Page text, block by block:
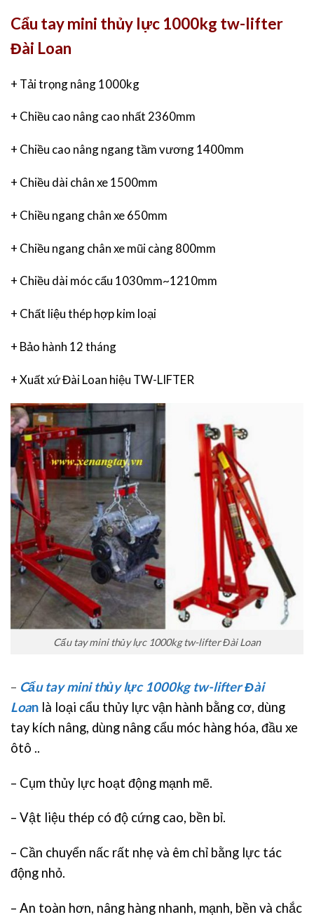
Cẩu tay mini thủy lực 1000kg tw-lifter
Đài Loan
+ Tải trọng nâng 1000kg
+ Chiều cao nâng cao nhất 2360mm
+ Chiều cao nâng ngang tầm vương 1400mm
+ Chiều dài chân xe 1500mm
+ Chiều ngang chân xe 650mm
+ Chiều ngang chân xe mũi càng 800mm
+ Chiều dài móc cẩu 1030mm~1210mm
+ Chất liệu thép hợp kim loại
+ Bảo hành 12 tháng
+ Xuất xứ Đài Loan hiệu TW-LIFTER
Cẩu tay mini thủy lực 1000kg tw-lifter Đài Loan
– Cẩu tay mini thủy lực 1000kg tw-lifter Đài
Loan là loại cẩu thủy lực vận hành bằng cơ, dùng
tay kích nâng, dùng nâng cẩu móc hàng hóa, đầu xe
ôtô ..
– Cụm thủy lực hoạt động mạnh mẽ.
– Vật liệu thép có độ cứng cao, bền bỉ.
– Cần chuyển nấc rất nhẹ và êm chỉ bằng lực tác
động nhỏ.
– An toàn hơn, nâng hàng nhanh, mạnh, bền và chắc